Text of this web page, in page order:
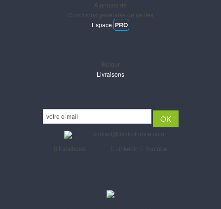
A propos de
Conditions générales de ventes
Espace PRO
Retour
Livraisons
contact@livolo-france.com
Facebook
Linkedin Youtube